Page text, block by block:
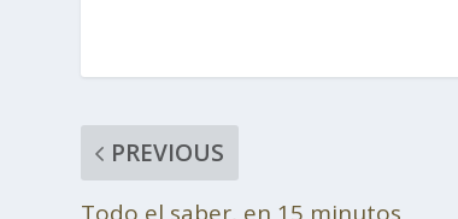
PREVIOUS